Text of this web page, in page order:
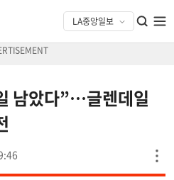
남았다”…글렌데일